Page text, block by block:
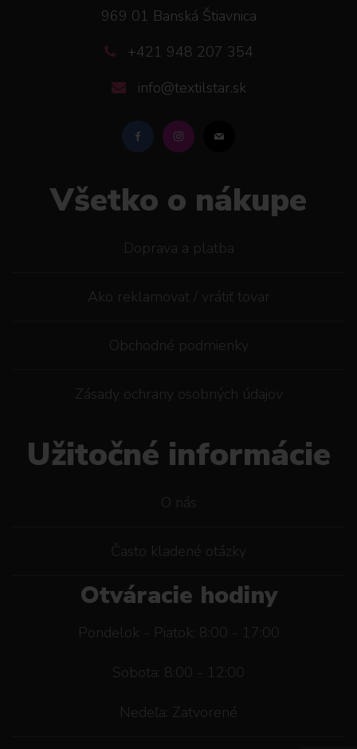
969 01 Banská Štiavnica
+421 948 207 354
info@textilstar.sk
Všetko o nákupe
Doprava a platba
Ako reklamovat / vrátiť tovar
Obchodné podmienky
Zásady ochrany osobných údajov
Užitočné informácie
O nás
Často kladené otázky
Otváracie hodiny
Pondelok - Piatok: 8:00 - 17:00
Sobota: 8:00 - 12:00
Nedeľa: Zatvorené